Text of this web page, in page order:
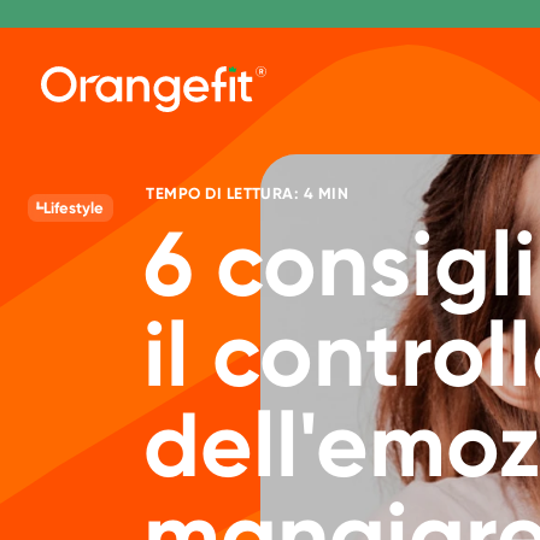
TEMPO DI LETTURA: 4 MIN
6
il
Lifestyle